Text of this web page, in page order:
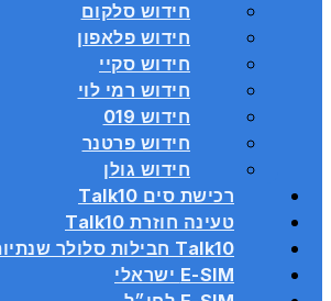
חידוש סלקום
חידוש פלאפון
חידוש סקיי
חידוש רמי לוי
חידוש 019
חידוש פרטנר
חידוש גולן
רכישת סים Talk10
טעינה חוזרת Talk10
Talk10 חבילות סלולר שנתיות
E-SIM ישראלי